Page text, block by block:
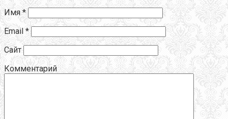
Имя *
Email *
Сайт
Комментарий